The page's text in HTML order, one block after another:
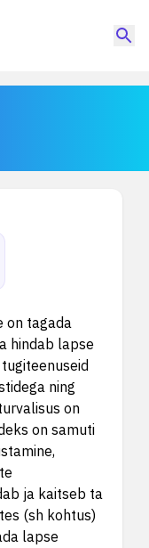
on tagada
hindab lapse
ning
on
on samuti
ja kaitseb ta
(sh kohtus)
lapse